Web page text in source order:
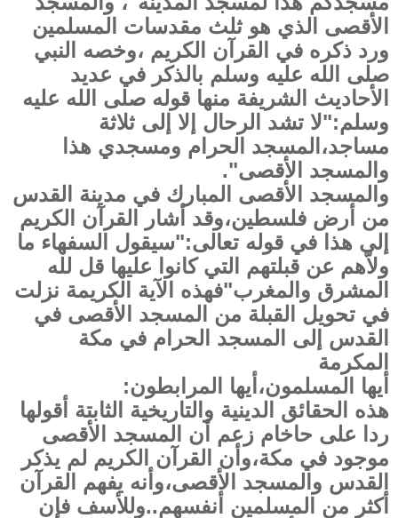
الأقصى الذي هو ثلث مقدسات المسلمين
ورد ذكره في القرآن الكريم ،وخصه النبي
صلى الله عليه وسلم بالذكر في عديد
الأحاديث الشريفة منها قوله صلى الله عليه
وسلم:"لا تشد الرحال إلا إلى ثلاثة
مساجد،المسجد الحرام ومسجدي هذا
والمسجد الأقصى".
والمسجد الأقصى المبارك في مدينة القدس
من أرض فلسطين،وقد أشار القرآن الكريم
إلى هذا في قوله تعالى:"سيقول السفهاء ما
ولاّهم عن قبلتهم التي كانوا عليها قل لله
المشرق والمغرب"فهذه الآية الكريمة نزلت
في تحويل القبلة من المسجد الأقصى في
القدس إلى المسجد الحرام في مكة
المكرمة
أيها المسلمون،أيها المرابطون:
هذه الحقائق الدينية والتاريخية الثابتة أقولها
ردا على حاخام زعم أن المسجد الأقصى
موجود في مكة،وأن القرآن الكريم لم يذكر
القدس والمسجد الأقصى،وأنه يفهم القرآن
أكثر من المسلمين أنفسهم..وللأسف فإن